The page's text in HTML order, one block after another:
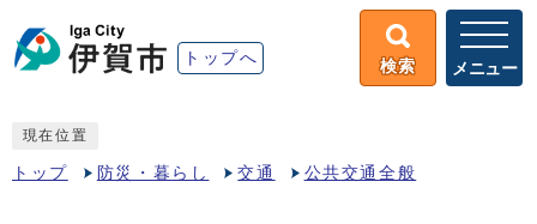
トップへ 検索 メニュー
現在位置
トップ 防災・暮らし 交通 公共交通全般